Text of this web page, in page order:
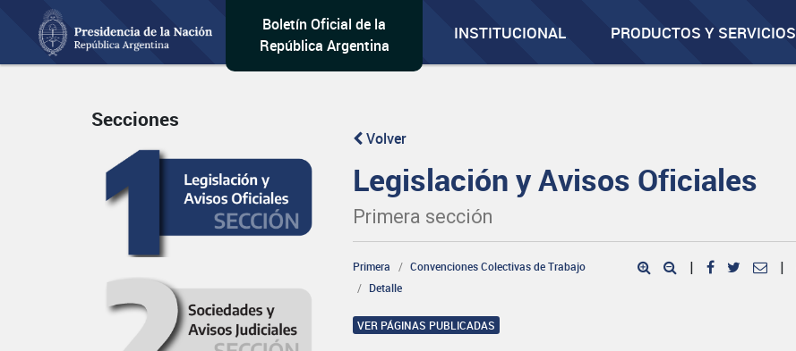
Boletín Oficial de la
República Argentina
INSTITUCIONAL PRODUCTOS Y SERVICIOS
Secciones
Volver
Legislación y Avisos Oficiales
Primera sección
Primera
Convenciones Colectivas de Trabajo
Detalle
| |
VER PÁGINAS PUBLICADAS